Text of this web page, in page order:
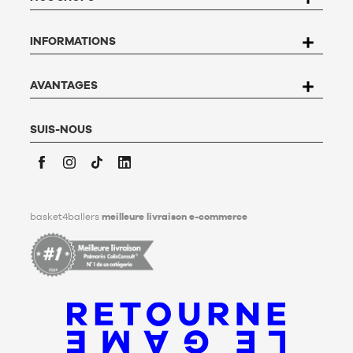
rectification, d’opposition et de suppression des données qui
Basket4Ballers, 104 rue de Hochfelden, 67200 Strasbourg ou
compléter le formulaire «Contacter le Service client». Pour en
Basket4Ballers informe l’utilisateur qu’il peut définir, de son
vivant, des directives relatives à la conservation, à
personnelles après son décès. Pour en savoir plus,
INFORMATIONS
AVANTAGES
SUIS-NOUS
basket4ballers meilleure livraison e-commerce